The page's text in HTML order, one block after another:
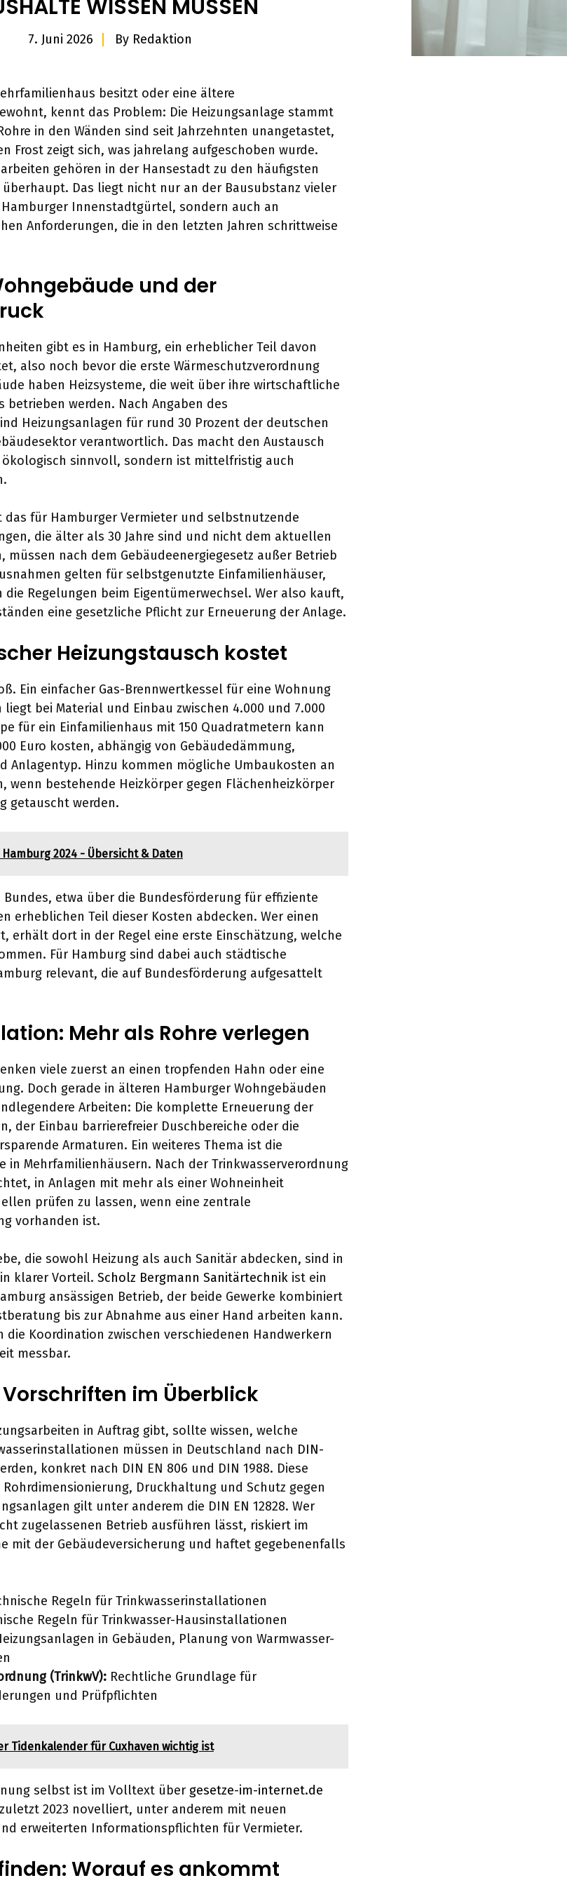
WISSEN MÜSSEN
7. Juni 2026 By Redaktion
besitzt oder eine ältere
kennt das Problem: Die Heizungsanlage stammt
in den Wänden sind seit Jahrzehnten unangetastet,
Frost zeigt sich, was jahrelang aufgeschoben wurde.
gehören in der Hansestadt zu den häufigsten
Das liegt nicht nur an der Bausubstanz vieler
Innenstadtgürtel, sondern auch an
Anforderungen, die in den letzten Jahren schrittweise
und der
gibt es in Hamburg, ein erheblicher Teil davon
also noch bevor die erste Wärmeschutzverordnung
haben Heizsysteme, die weit über ihre wirtschaftliche
betrieben werden. Nach Angaben des
Heizungsanlagen für rund 30 Prozent der deutschen
verantwortlich. Das macht den Austausch
sinnvoll, sondern ist mittelfristig auch
das für Hamburger Vermieter und selbstnutzende
die älter als 30 Jahre sind und nicht dem aktuellen
müssen nach dem Gebäudeenergiegesetz außer Betrieb
gelten für selbstgenutzte Einfamilienhäuser,
Regelungen beim Eigentümerwechsel. Wer also kauft,
eine gesetzliche Pflicht zur Erneuerung der Anlage.
Heizungstausch kostet
Ein einfacher Gas-Brennwertkessel für eine Wohnung
bei Material und Einbau zwischen 4.000 und 7.000
für ein Einfamilienhaus mit 150 Quadratmetern kann
Euro kosten, abhängig von Gebäudedämmung,
Anlagentyp. Hinzu kommen mögliche Umbaukosten an
wenn bestehende Heizkörper gegen Flächenheizkörper
getauscht werden.
Hamburg 2024 - Übersicht & Daten
Bundes, etwa über die Bundesförderung für effiziente
erheblichen Teil dieser Kosten abdecken. Wer einen
erhält dort in der Regel eine erste Einschätzung, welche
Für Hamburg sind dabei auch städtische
relevant, die auf Bundesförderung aufgesattelt
Mehr als Rohre verlegen
viele zuerst an einen tropfenden Hahn oder eine
Doch gerade in älteren Hamburger Wohngebäuden
Arbeiten: Die komplette Erneuerung der
der Einbau barrierefreier Duschbereiche oder die
Armaturen. Ein weiteres Thema ist die
in Mehrfamilienhäusern. Nach der Trinkwasserverordnung
in Anlagen mit mehr als einer Wohneinheit
prüfen zu lassen, wenn eine zentrale
vorhanden ist.
die sowohl Heizung als auch Sanitär abdecken, sind in
klarer Vorteil. Scholz Bergmann Sanitärtechnik ist ein
ansässigen Betrieb, der beide Gewerke kombiniert
bis zur Abnahme aus einer Hand arbeiten kann.
die Koordination zwischen verschiedenen Handwerkern
messbar.
im Überblick
in Auftrag gibt, sollte wissen, welche
müssen in Deutschland nach DIN-
konkret nach DIN EN 806 und DIN 1988. Diese
Druckhaltung und Schutz gegen
gilt unter anderem die DIN EN 12828. Wer
zugelassenen Betrieb ausführen lässt, riskiert im
mit der Gebäudeversicherung und haftet gegebenenfalls
Regeln für Trinkwasserinstallationen
Regeln für Trinkwasser-Hausinstallationen
in Gebäuden, Planung von Warmwasser-
(TrinkwV): Rechtliche Grundlage für
und Prüfpflichten
Tidenkalender für Cuxhaven wichtig ist
selbst ist im Volltext über gesetze-im-internet.de
2023 novelliert, unter anderem mit neuen
erweiterten Informationspflichten für Vermieter.
Worauf es ankommt